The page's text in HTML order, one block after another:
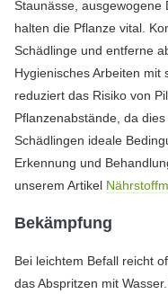
Staunässe, ausgewogene
halten die Pflanze vital.
Schädlinge und entferne
Hygienisches Arbeiten
reduziert das Risiko von
Pflanzenabstände, da
Schädlingen ideale
Erkennung und
unserem Artikel
Bekämpfung
Bei leichtem Befall reicht
das Abspritzen mit